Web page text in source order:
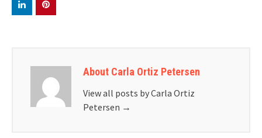
About Carla Ortiz Petersen
View all posts by Carla Ortiz
Petersen →